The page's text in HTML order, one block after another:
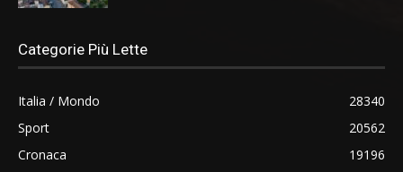
Categorie Più Lette
Italia / Mondo
28340
Sport
20562
Cronaca
19196